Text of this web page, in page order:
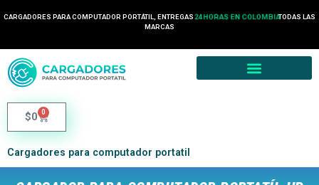
CARGADORES PARA COMPUTADOR PORTÁTIL, ENTREGAS 24 HORAS EN COLOMBIATODAS LAS
MARCAS
$0 0
Cargadores para computador portatil